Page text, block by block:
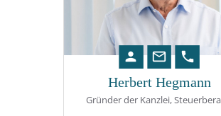
Herbert Hegmann
Gründer der Kanzlei,
person mail_outline phone